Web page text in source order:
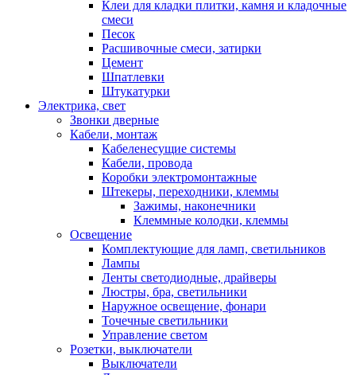
Клеи для кладки плитки, камня и кладочные
смеси
Песок
Расшивочные смеси, затирки
Цемент
Шпатлевки
Штукатурки
Электрика, свет
Звонки дверные
Кабели, монтаж
Кабеленесущие системы
Кабели, провода
Коробки электромонтажные
Штекеры, переходники, клеммы
Зажимы, наконечники
Клеммные колодки, клеммы
Освещение
Комплектующие для ламп, светильников
Лампы
Ленты светодиодные, драйверы
Люстры, бра, светильники
Наружное освещение, фонари
Точечные светильники
Управление светом
Розетки, выключатели
Выключатели